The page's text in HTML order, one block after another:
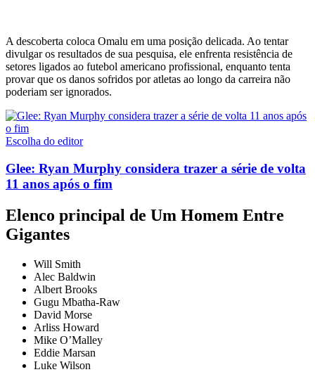
A descoberta coloca Omalu em uma posição delicada. Ao tentar
divulgar os resultados de sua pesquisa, ele enfrenta resistência de
setores ligados ao futebol americano profissional, enquanto tenta
provar que os danos sofridos por atletas ao longo da carreira não
poderiam ser ignorados.
Escolha do editor
Glee: Ryan Murphy considera trazer a série de volta
11 anos após o fim
Elenco principal de Um Homem Entre
Gigantes
Will Smith
Alec Baldwin
Albert Brooks
Gugu Mbatha-Raw
David Morse
Arliss Howard
Mike O’Malley
Eddie Marsan
Luke Wilson